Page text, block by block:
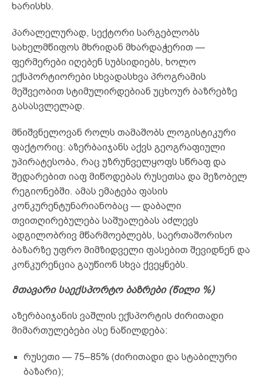
ხარისხს.
პარალელურად, სექტორი სარგებლობს
სახელმწიფოს მხრიდან მხარდაჭერით —
ფერმერები იღებენ სუბსიდიებს, ხოლო
ექსპორტიორები სხვადასხვა პროგრამის
მეშვეობით სტიმულირდებიან უცხოურ ბაზრებზე
გასასვლელად.
მნიშვნელოვან როლს თამაშობს ლოგისტიკური
ფაქტორიც: აზერბაიჯანს აქვს გეოგრაფიული
უპირატესობა, რაც უზრუნველყოფს სწრაფ და
შედარებით იაფ მიწოდებას რუსეთსა და მეზობელ
რეგიონებში. ამას ემატება ფასის
კონკურენტუნარიანობაც — დაბალი
თვითღირებულება საშუალებას აძლევს
ადგილობრივ მწარმოებლებს, საერთაშორისო
ბაზარზე უფრო მიმზიდველი ფასებით შევიდნენ და
კონკურენცია გაუწიონ სხვა ქვეყნებს.
მთავარი საექსპორტო ბაზრები (წილი %)
აზერბაიჯანის ვაშლის ექსპორტის ძირითადი
მიმართულებები ასე ნაწილდება:
რუსეთი — 75–85% (ძირითადი და სტაბილური
ბაზარი);